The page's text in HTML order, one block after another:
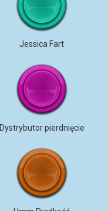
Jessica Fart
Dystrybutor pierdnięcie